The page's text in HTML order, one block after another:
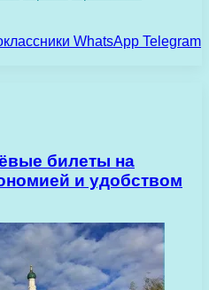
WhatsApp Telegram
билеты на
и удобством